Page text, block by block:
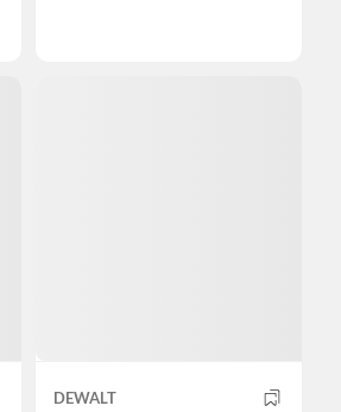
DEWALT